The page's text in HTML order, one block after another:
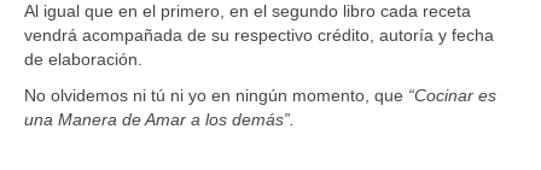
Al igual que en el primero, en el segundo libro cada receta
vendrá acompañada de su respectivo crédito, autoría y fecha
de elaboración.
No olvidemos ni tú ni yo en ningún momento, que “Cocinar es
una Manera de Amar a los demás”.